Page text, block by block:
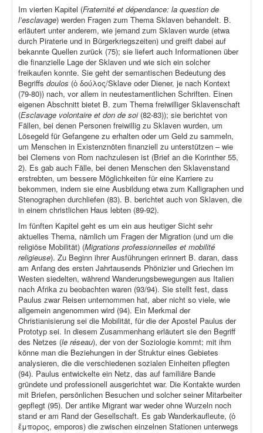
Im vierten Kapitel (Fraternité et dépendance: la question de
l’esclavage) werden Fragen zum Thema Sklaven behandelt. B.
erläutert unter anderem, wie jemand zum Sklaven wurde (etwa
durch Piraterie und in Bürgerkriegszeiten) und greift dabei auf
bekannte Quellen zurück (75); sie liefert auch Informationen über
die finanzielle Lage der Sklaven und wie sich ein solcher
freikaufen konnte. Sie geht der semantischen Bedeutung des
Begriffs doulos (ὁ δούλος/Sklave oder Diener, je nach Kontext
(79-80)) nach, vor allem in neutestamentlichen Schriften. Einen
eigenen Abschnitt bietet B. zum Thema freiwilliger Sklavenschaft
(Esclavage volontaire et don de soi(82-83)); sie berichtet von
Fällen, bei denen Personen freiwillig zu Sklaven wurden, um
Lösegeld für Gefangene zu erhalten oder um Geld zu sammeln,
um Menschen in Existenznöten finanziell zu unterstützen – wie
bei Clemens von Rom nachzulesen ist (Brief an die Korinther 55,
2). Es gab auch Fälle, bei denen Menschen den Sklavenstand
erstrebten, um bessere Möglichkeiten für eine Karriere zu
bekommen, indem sie eine Ausbildung etwa zum Kalligraphen und
Stenographen durchliefen (83). B. berichtet auch von Sklaven, die
in einem christlichen Haus lebten (89-92).
Im fünften Kapitel geht es um ein aus heutiger Sicht sehr
aktuelles Thema, nämlich um Fragen der Migration (und um die
religiöse Mobilität) (Migrations professionnelles et mobilité
religieuse). Zu Beginn ihrer Ausführungen erinnert B. daran, dass
am Anfang des ersten Jahrtausends Phönizier und Griechen im
Westen siedelten, während Wanderungsbewegungen aus Italien
nach Afrika zu beobachten waren (93/94). Sie stellt fest, dass
Paulus zwar Reisen unternommen hat, aber nicht so viele, wie
allgemein angenommen wird (94). Ein Merkmal der
Christianisierung sei die Mobilität, für die der Apostel Paulus der
Prototyp sei. In diesem Zusammenhang erläutert sie den Begriff
des Netzes (le réseau), der von der Soziologie kommt; mit ihm
könne man die Beziehungen in der Struktur eines Gebietes
analysieren, die die verschiedenen sozialen Einheiten pflegten
(94). Paulus entwickelte ein Netz, das auf familiäre Bande
gründete und professionell ausgerichtet war. Die Kontakte wurden
mit Briefen, persönlichen Besuchen und solcher seiner Mitarbeiter
gepflegt (95). Der antike Migrant war weder ohne Wurzeln noch
stand er am Rand der Gesellschaft. Es gab Wanderkaufleute, (ὁ
ἔμπορος, emporos) die zwischen einzelnen Stationen unterwegs